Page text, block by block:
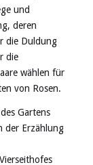
und
deren
die Duldung
die
wählen für
von Rosen.
Gartens
der Erzählung